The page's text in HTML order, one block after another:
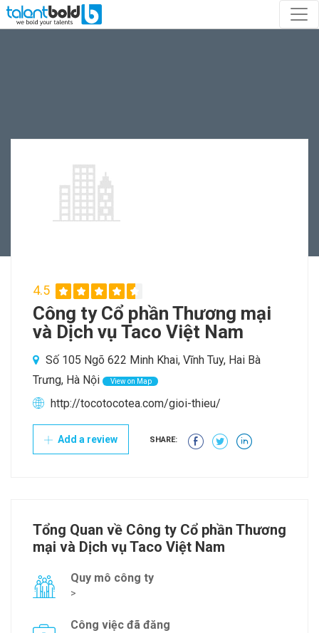
4.5
Công ty Cổ phần Thương mại
và Dịch vụ Taco Việt Nam
Số 105 Ngõ 622 Minh Khai, Vĩnh Tuy, Hai Bà
Trưng, Hà Nội
View on Map
http://tocotocotea.com/gioi-thieu/
Add a review SHARE:
Tổng Quan về Công ty Cổ phần Thương
mại và Dịch vụ Taco Việt Nam
Quy mô công ty
>
Công việc đã đăng